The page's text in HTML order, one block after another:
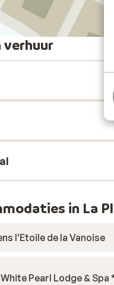
verhuur
in La
l'Etoile de la Vanoise
Pearl Lodge &